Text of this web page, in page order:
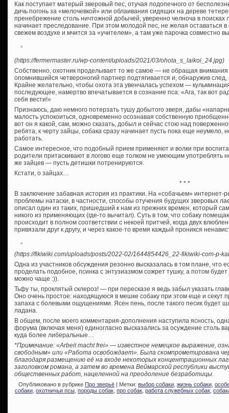
Как поступает матерый зверовый пес, отучая подопечного от
дичь погонь за «мелочевкой» или облаивания сидящих на дереве
пренебрежение столь ничтожной добычей, уверенно челноча в поисках
начинает преследование. При этом молодой пес, не желая оставаться
свежем воздухе и мчится за «учителем», а там уже парочка совместно
(https://fermermaster.ru/wp-content/uploads/2021/03/ohota_s_laikoi_24.jpg)
Собственно, охотник проделывает то же самое — не обращая
опомнившийся четвероногий партнер подтягивается и, обнаружив
Крайне желательно, чтобы охота эта увенчалась успехом —
последующее, намертво впечатывается в сознание пса: «Ага, так вот
себя вести!»
Признаюсь, даю немного потерзать тушу добытого зверя, дабы
малость успокоиться, одновременно осознавая собственную
вот он я какой, сам, можно сказать, добыл и сейчас стою над
ребята, к черту зайцы, собака сразу начинает пусть пока еще неумело,
работать.
Самое интересное, что подобный прием применяют и волки при
родители притаскивают в логово еще толком не умеющим употреблять
же зайцев — пусть детишки потренируются.
Кстати, о зайцах…
* * *
В заключение забавная история из практики. На «собачьем»
проблемы натаски, в частности, способы отучения будущих зверовых
описал один из таких, пришедший к нам из прежних времен, который
никого из применяющих (где-то вычитал). Суть в том, что собаку
происходит в полном соответствии с некоей притчей, когда двух
привязали друг к другу, и через какое-то время каждый проникся
(https://fikiwiki.com/uploads/posts/2022-02/1644854426_22-fikiwiki-com-p-
Одна из участников обсуждения резонно высказалась в том плане, что
проделать подобное, псинка с энтузиазмом сожрет тушку, а потом будет
можно чаще :)).
Тьфу ты, проклятый склероз! — при пересказе я ведь забыл указать
Оно очень простое: находящуюся в мешке собаку при этом еще и секут
запаха с болевыми ощущениями. Ясен пень, после такого песик будет
ладана.
В общем, после моего комментария-дополнения наступила ясность,
форума (включая меня) единогласно высказались за осуждение столь
куда более либеральные…
*Примечание: «Arbeit macht frei» — известное немецкое выражение,
свободным» или «Работа освобождает». Была скомпрометирована
благодаря размещению её на входе некоторых концентрационных
заголовком романа, а затем во времена Веймарской республики
общественных работ, нацеленной на преодоление безработицы.
Опубликовано в рубрике Про зверьё | Метки: выбор собаки жизнь собаки
собаки охотничьи псы породы собак про собак работа служебных собак